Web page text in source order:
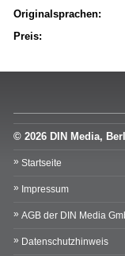
Originalsprachen:
Preis:
© 2026 DIN Media,
Startseite
Impressum
AGB der DIN Media
Datenschutzhinweis